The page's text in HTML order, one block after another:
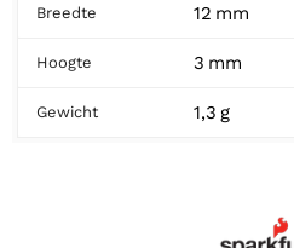
Breedte 12 mm
Hoogte 3 mm
Gewicht 1,3 g